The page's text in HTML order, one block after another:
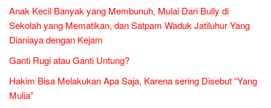
Anak Kecil Banyak yang Membunuh, Mulai Dari Bully di
Sekolah yang Mematikan, dan Satpam Waduk Jatiluhur Yang
Dianiaya dengan Kejam
Ganti Rugi atau Ganti Untung?
Hakim Bisa Melakukan Apa Saja, Karena sering Disebut “Yang
Mulia”